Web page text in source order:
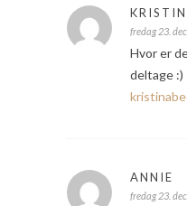
fredag 23.
Hvor er
deltage :)
ANNIE
fredag 23.